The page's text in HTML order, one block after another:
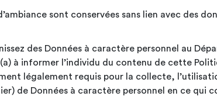
sont conservées sans lien avec des
des Données à caractère personnel au
à informer l’individu du contenu de cette
légalement requis pour la collecte,
de Données à caractère personnel en ce qui